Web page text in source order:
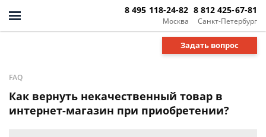
Москва
8 495 118-24-82
Санкт-Петербург
8 812 425-67-81
Задать вопрос
FAQ
Как вернуть некачественный товар в
интернет-магазин при приобретении?